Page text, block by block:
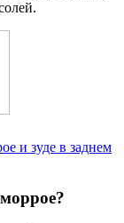
и зуде в заднем